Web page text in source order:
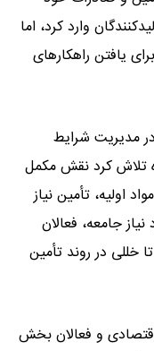
وارد کرد، اما
یافتن راهکارهای
مدیریت شرایط
کرد نقش مکمل
اولیه، تأمین نیاز
جامعه، فعالان
خللی در روند تأمین
و فعالان بخش